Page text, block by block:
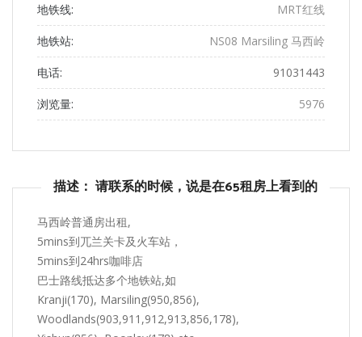
地铁线: MRT红线
地铁站: NS08 Marsiling 马西岭
电话: 91031443
浏览量: 5976
描述： 请联系的时候，说是在65租房上看到的
马西岭普通房出租,
5mins到兀兰关卡及火车站，
5mins到24hrs咖啡店
巴士路线抵达多个地铁站,如
Kranji(170), Marsiling(950,856),
Woodlands(903,911,912,913,856,178),